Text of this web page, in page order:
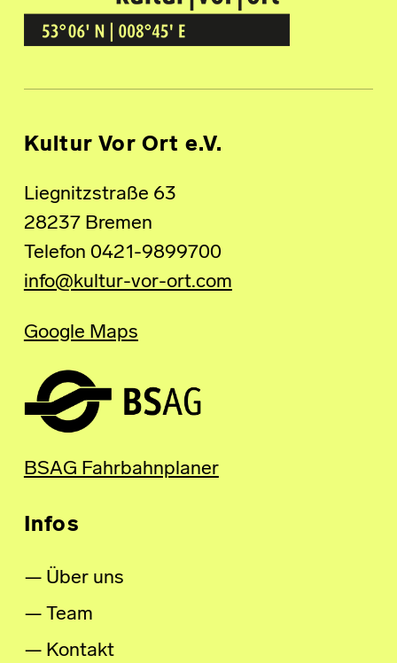
Kultur Vor Ort
BREMEN GRÖPELINGEN
Kultur Vor Ort e.V.
Liegnitzstraße 63
28237 Bremen
Telefon 0421-9899700
info@kultur-vor-ort.com
Google Maps
BSAG Fahrbahnplaner
Infos
Über uns
Team
Kontakt